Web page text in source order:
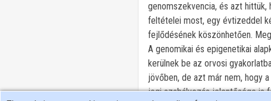
genomszekvencia, és azt hittük,
feltételei most, egy évtizeddel
fejlődésének köszönhetően.
A genomikai és epigenetikai
kerülnek be az orvosi
jövőben, de azt már nem, hogy
jogi szabályozás jelentősége is